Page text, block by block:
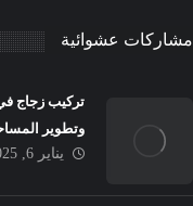
مشاركات عشوائية
تركيب زجاج
وتطوير
يناير 6, 2025